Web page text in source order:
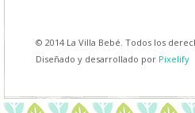
© 2014 La Villa Bebé. Todos los
Diseñado y desarrollado por Pixelify